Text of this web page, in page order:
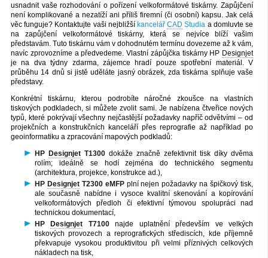
usnadnit vaše rozhodování o pořízení velkoformátové tiskárny. Zapůjčení
není komplikované a nezatíží ani příliš firemní (či osobní) kapsu. Jak celá
věc funguje? Kontaktujte vaši nejbližší kancelářCAD Studia a domluvte se
na zapůjčení velkoformátové tiskárny, která se nejvíce blíží vašim
představám. Tuto tiskárnu vám v dohodnutém termínu dovezeme až k vám,
navíc zprovozníme a předvedeme. Vlastní zápůjčka tiskárny HP Designjet
je na dva týdny zdarma, zájemce hradí pouze spotřební materiál. V
průběhu 14 dnů si jistě uděláte jasný obrázek, zda tiskárna splňuje vaše
představy.
Konkrétní tiskárnu, kterou podrobíte náročné zkoušce na vlastních
tiskových podkladech, si můžete zvolit sami. Je nabízena čtveřice nových
typů, které pokrývají všechny nejčastější požadavky napříč odvětvími – od
projekčních a konstrukčních kanceláří přes reprografie až například po
geoinformatiku a zpracování mapových podkladů:
HP Designjet T1300 dokáže značně zefektivnit tisk díky dvěma
rolím; ideálně se hodí zejména do technického segmentu
(architektura, projekce, konstrukce ad.),
HP DesignjetT2300 eMFPplní nejen požadavky na špičkový tisk,
ale současně nabídne i vysoce kvalitní skenování a kopírování
velkoformátových předloh či efektivní týmovou spolupráci nad
technickou dokumentací,
HP
Designjet T7100najde uplatnění především ve velkých
tiskových provozech a reprografických střediscích, kde příjemně
překvapuje vysokou produktivitou při velmi příznivých celkových
nákladech na tisk,